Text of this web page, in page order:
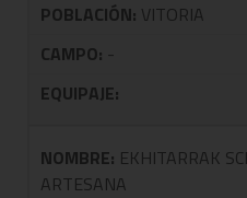
POBLACIÓN: VITORIA
CAMPO: -
EQUIPAJE:
NOMBRE: EKHITARRAK
ARTESANA